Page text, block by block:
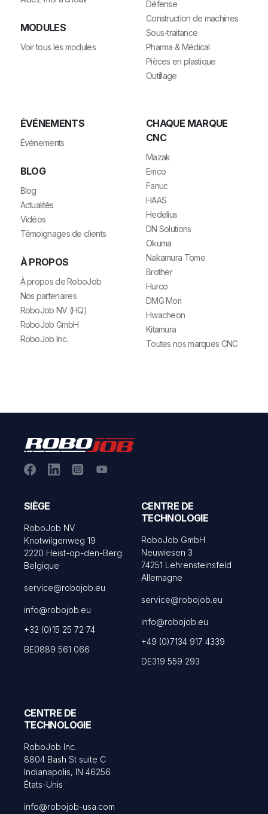
MODULES
Voir tous les modules
Défense
Construction de machines
Sous-traitance
Pharma & Médical
Pièces en plastique
Outillage
ÉVÉNEMENTS
Événements
BLOG
Blog
Actualités
Vidéos
Témoignages de clients
À PROPOS
À propos de RoboJob
Nos partenaires
RoboJob NV (HQ)
RoboJob GmbH
RoboJob Inc.
CHAQUE MARQUE
CNC
Mazak
Emco
Fanuc
HAAS
Hedelius
DN Solutions
Okuma
Nakamura Tome
Brother
Hurco
DMG Mori
Hwacheon
Kitamura
Toutes nos marques CNC
SIÈGE
RoboJob NV
Knotwilgenweg 19
2220 Heist-op-den-Berg
Belgique
service@robojob.eu
info@robojob.eu
+32 (0)15 25 72 74
BE0889 561 066
CENTRE DE
TECHNOLOGIE
RoboJob GmbH
Neuwiesen 3
74251 Lehrensteinsfeld
Allemagne
service@robojob.eu
info@robojob.eu
+49 (0)7134 917 4339
DE319 559 293
CENTRE DE
TECHNOLOGIE
RoboJob Inc.
8804 Bash St suite C
Indianapolis, IN 46256
États-Unis
info@robojob-usa.com